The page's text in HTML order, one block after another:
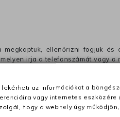
ellenőrizni fogjuk
irja a telefonszámát vagy
!!
/ sms-ben történő
az információkat a
vagy internetes eszközére
hogy a webhely úgy